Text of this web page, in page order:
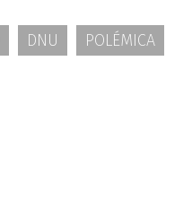
DNU
POLÉMICA